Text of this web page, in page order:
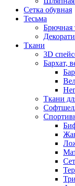
Сетка обувная
Тесьма
Брючная
Ткани
3D
Бархат,
Ткани